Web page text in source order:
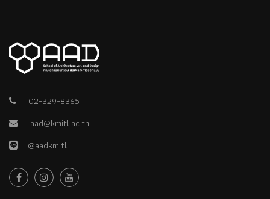
02-329-8365
aad@kmitl.ac.th
@aadkmitl